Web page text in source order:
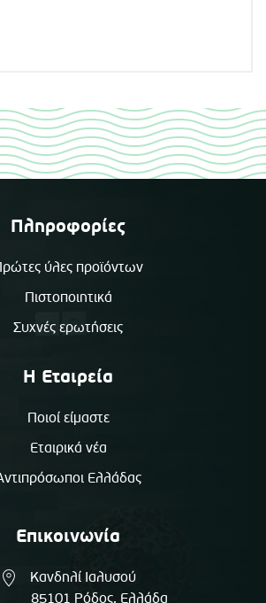
Πληροφορίες
ύλες προϊόντων
Πιστοποιητικά
Συχνές ερωτήσεις
Η Εταιρεία
Ποιοί είμαστε
Εταιρικά νέα
Ελλάδας
Επικοινωνία
Κανδηλί Ιαλυσού
85101 Ρόδος, Ελλάδα